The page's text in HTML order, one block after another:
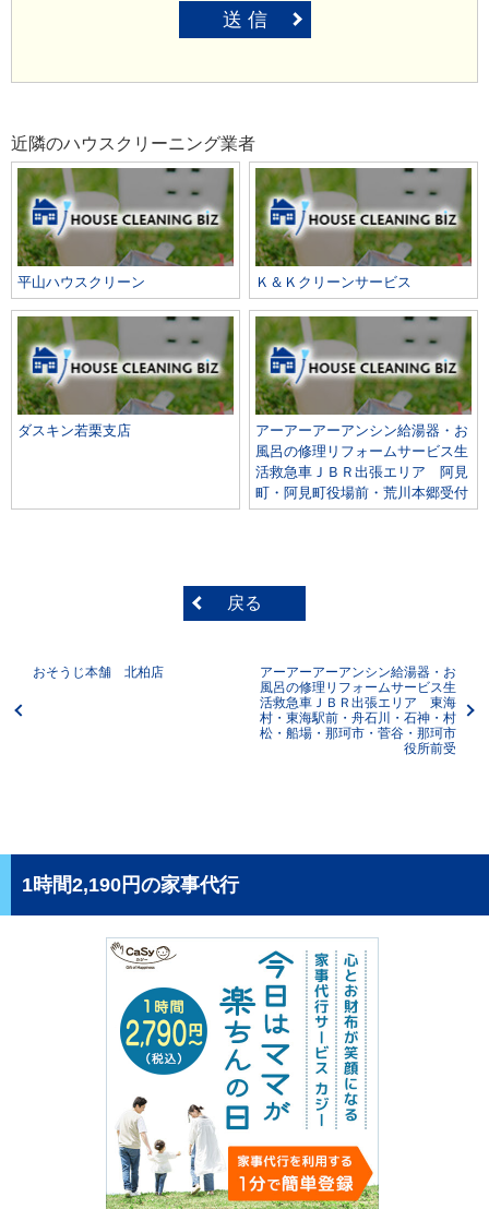
送 信
近隣のハウスクリーニング業者
平山ハウスクリーン Ｋ＆Ｋクリーンサービス
ダスキン若栗支店
アーアーアーアンシン給湯器・お
風呂の修理リフォームサービス生
活救急車ＪＢＲ出張エリア 阿見
町・阿見町役場前・荒川本郷受付
戻る
おそうじ本舗 北柏店
アーアーアーアンシン給湯器・お
風呂の修理リフォームサービス生
活救急車ＪＢＲ出張エリア 東海
村・東海駅前・舟石川・石神・村
松・船場・那珂市・菅谷・那珂市
役所前受
1時間2,190円の家事代行